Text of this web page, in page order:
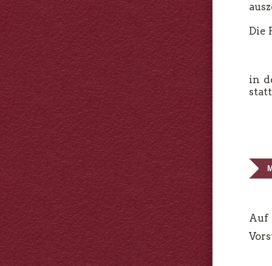
Die
in
Auf